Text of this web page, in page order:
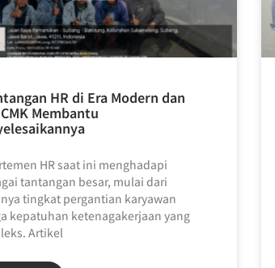
HR di Era Modern dan
Membantu
HR saat ini menghadapi
tantangan besar, mulai dari
tingkat pergantian karyawan
kepatuhan ketenagakerjaan yang
Artikel